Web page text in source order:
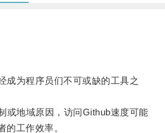
为程序员们不可或缺的工具之
地域原因，访问Github速度可能
的工作效率。